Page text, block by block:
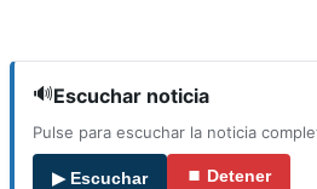
🔊Escuchar noticia
Pulse para escuchar la noticia
▶ Escuchar ⏹ Detener